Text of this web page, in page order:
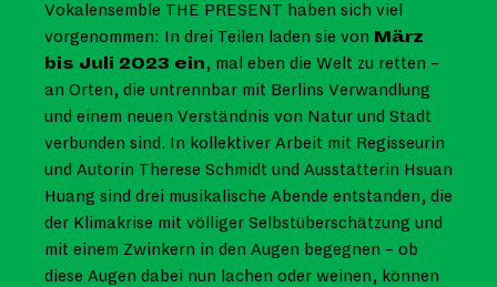
Vokalensemble THE PRESENT haben sich viel
vorgenommen: In drei Teilen laden sie von März
bis Juli 2023 ein, mal eben die Welt zu retten –
an Orten, die untrennbar mit Berlins Verwandlung
und einem neuen Verständnis von Natur und Stadt
verbunden sind. In kollektiver Arbeit mit Regisseurin
und Autorin Therese Schmidt und Ausstatterin Hsuan
Huang sind drei musikalische Abende entstanden, die
der Klimakrise mit völliger Selbstüberschätzung und
mit einem Zwinkern in den Augen begegnen – ob
diese Augen dabei nun lachen oder weinen, können